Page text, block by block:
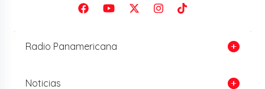
Radio Panamericana
Noticias